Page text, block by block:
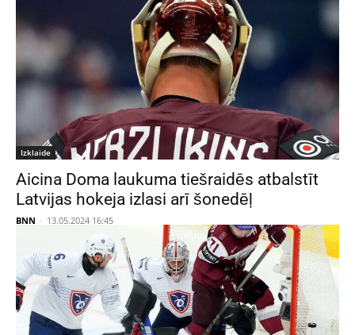
Izklaide
Aicina Doma laukuma tiešraidēs atbalstīt
Latvijas hokeja izlasi arī šonedēļ
BNN - 13.05.2024 16:45